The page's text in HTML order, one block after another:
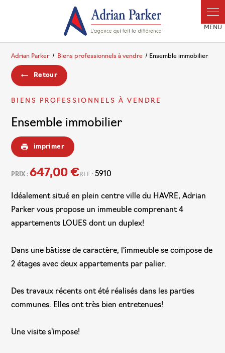
Adrian Parker Biens professionnels à vendre Ensemble immobilier
Retour
BIENS PROFESSIONNELS À VENDRE
Ensemble immobilier
imprimer
PRIX : 647,00 €REF :5910
Idéalement situé en plein centre ville du HAVRE, Adrian
Parker vous propose un immeuble comprenant 4
appartements LOUES dont un duplex!
Dans une bâtisse de caractère, l'immeuble se compose de
2 étages avec deux appartements par palier.
Des travaux récents ont été réalisés dans les parties
communes. Elles ont très bien entretenues!
Une visite s'impose!